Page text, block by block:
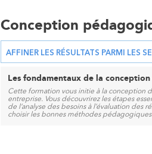
Conception
AFFINER LES RÉSULTATS PARMI LES
Les fondamentaux de la
Cette formation vous initie à la conception
entreprise. Vous découvrirez les étapes
de l’analyse des besoins à l’évaluation
choisir les bonnes méthodes